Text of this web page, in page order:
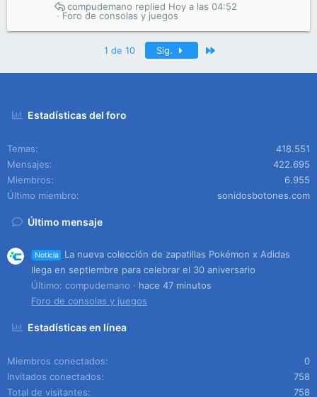
Foro de consolas y juegos
Hoy a las 04:52
compudemano
1 de 10 Sig.
Estadísticas del foro
Temas
418.551
Mensajes
422.695
Miembros
6.955
Último miembro
sonidosbotones.com
Último mensaje
Noticia
La nueva colección de zapatillas Pokémon x Adidas
llega en septiembre para celebrar el 30 aniversario
Último: compudemano
hace 47 minutos
Foro de consolas y juegos
Estadísticas en línea
Miembros conectados
0
Invitados conectados
758
Total de visitantes
758